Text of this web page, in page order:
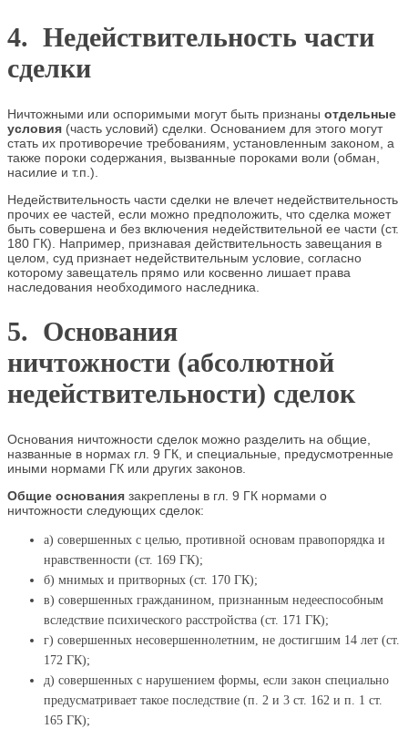
4. Недействительность части
сделки
Ничтожными или оспоримыми могут быть признаны отдельные
условия (часть условий) сделки. Основанием для этого могут
стать их противоречие требованиям, установленным законом, а
также пороки содержания, вызванные пороками воли (обман,
насилие и т.п.).
Недействительность части сделки не влечет недействительность
прочих ее частей, если можно предположить, что сделка может
быть совершена и без включения недействительной ее части (ст.
180 ГК). Например, признавая действительность завещания в
целом, суд признает недействительным условие, согласно
которому завещатель прямо или косвенно лишает права
наследования необходимого наследника.
5. Основания
ничтожности (абсолютной
недействительности) сделок
Основания ничтожности сделок можно разделить на общие,
названные в нормах гл. 9 ГК, и специальные, предусмотренные
иными нормами ГК или других законов.
Общие основания закреплены в гл. 9 ГК нормами о
ничтожности следующих сделок:
а) совершенных с целью, противной основам правопорядка и
нравственности (ст. 169 ГК);
б) мнимых и притворных (ст. 170 ГК);
в) совершенных гражданином, признанным недееспособным
вследствие психического расстройства (ст. 171 ГК);
г) совершенных несовершеннолетним, не достигшим 14 лет (ст.
172 ГК);
д) совершенных с нарушением формы, если закон специально
предусматривает такое последствие (п. 2 и 3 ст. 162 и п. 1 ст.
165 ГК);